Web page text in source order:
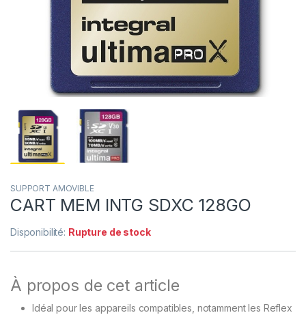
SUPPORT AMOVIBLE
CART MEM INTG SDXC 128GO
Disponibilité: Rupture de stock
À propos de cet article
Idéal pour les appareils compatibles, notamment les Reflex